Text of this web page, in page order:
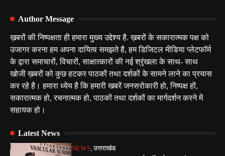
Author Message
ख़बरों की निष्पक्षता ही हमारा मुख्य उद्देश्य है. ख़बरों के सकारात्मक पक्ष को
उजागर करना हम अपना दायित्व समझते है, हम डिजिटल मीडिया प्लेटफॉर्म
के द्वारा समाचारों, विचारों, साक्षात्कारों की नई श्रृंखला के साथ- साथ
खोजी ख़बरों को कुछ हटकर पाठकों तथा दर्शकों के सामने लाने का प्रयास
कर रहे है। हमारा ध्येय है कि हमारी खबरें जनसरोकारी हो, निष्पक्ष हों,
सकारात्मक हो, रचनात्मक हो, पाठकों तथा दर्शकों का मार्गदर्शन करने में
सहायक हो।
Latest News
NEWS,उत्तराखंड